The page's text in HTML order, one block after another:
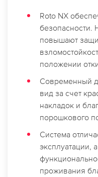
Roto NX
безопасности.
повышают
положении
Современный
вид за счет
накладок и
порошкового
Система
эксплуатации,
проживания